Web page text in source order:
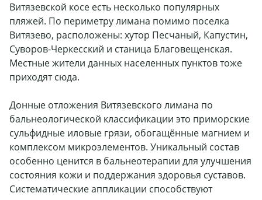
Витязевской косе есть несколько популярных
пляжей. По периметру лимана помимо поселка
Витязево, расположены: хутор Песчаный, Капустин,
Суворов-Черкесский и станица Благовещенская.
Местные жители данных населенных пунктов тоже
приходят сюда.
Донные отложения Витязевского лимана по
бальнеологической классификации это приморские
сульфидные иловые грязи, обогащённые магнием и
комплексом микроэлементов. Уникальный состав
особенно ценится в бальнеотерапии для улучшения
состояния кожи и поддержания здоровья суставов.
Систематические аппликации способствуют